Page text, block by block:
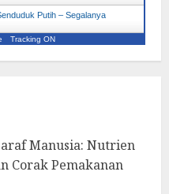
Putih – Segalanya
Tracking ON
Manusia: Nutrien
Corak Pemakanan